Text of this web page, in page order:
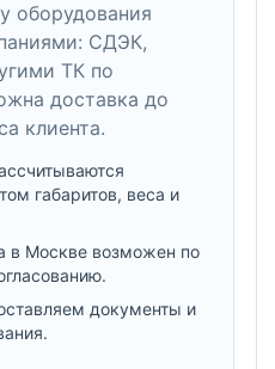
оборудования
СДЭК,
ТК по
доставка до
клиента.
габаритов, веса и
в Москве возможен по
документы и